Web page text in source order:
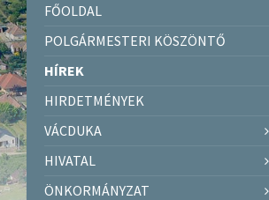
FŐOLDAL
POLGÁRMESTERI KÖSZÖNTŐ
HÍREK
HIRDETMÉNYEK
VÁCDUKA
HIVATAL
ÖNKORMÁNYZAT